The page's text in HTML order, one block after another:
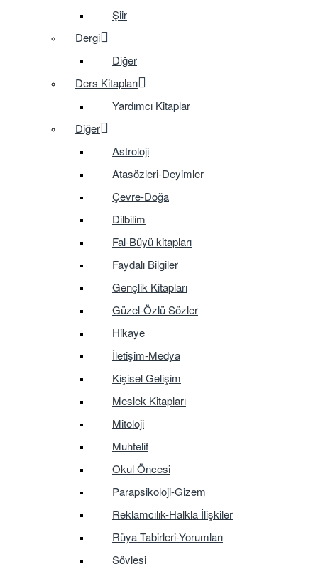
Şiir
Dergi
Diğer
Ders Kitapları
Yardımcı Kitaplar
Diğer
Astroloji
Atasözleri-Deyimler
Çevre-Doğa
Dilbilim
Fal-Büyü kitapları
Faydalı Bilgiler
Gençlik Kitapları
Güzel-Özlü Sözler
Hikaye
İletişim-Medya
Kişisel Gelişim
Meslek Kitapları
Mitoloji
Muhtelif
Okul Öncesi
Parapsikoloji-Gizem
Reklamcılık-Halkla İlişkiler
Rüya Tabirleri-Yorumları
Söyleşi